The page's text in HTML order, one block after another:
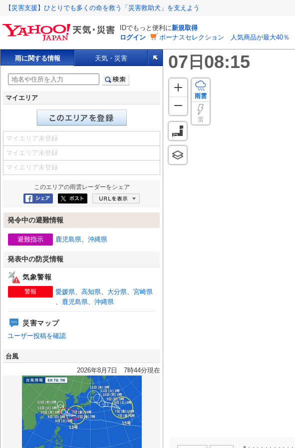
【災害支援】ひとりでも多くの命を救う「災害救助犬」を支えよう
IDでもっと便利に新規取得
ログイン
ボーナスセレクション 人気商品が最大40％
雨に関する情報 天気・災害
マイエリア
マイエリア未登録
マイエリア未登録
マイエリア未登録
このエリアの雨雲レーダーをシェア
Facebookにシェア
ポスト
発令中の避難情報
避難指示 鹿児島県、 沖縄県
発表中の防災情報
気象警報
警報 愛媛県、 高知県、 大分県、 宮崎県
、 鹿児島県、 沖縄県
災害マップ
ユーザー投稿を確認
台風
2026年8月7日 7時44分現在
雨雲
雷
07 日 08:15